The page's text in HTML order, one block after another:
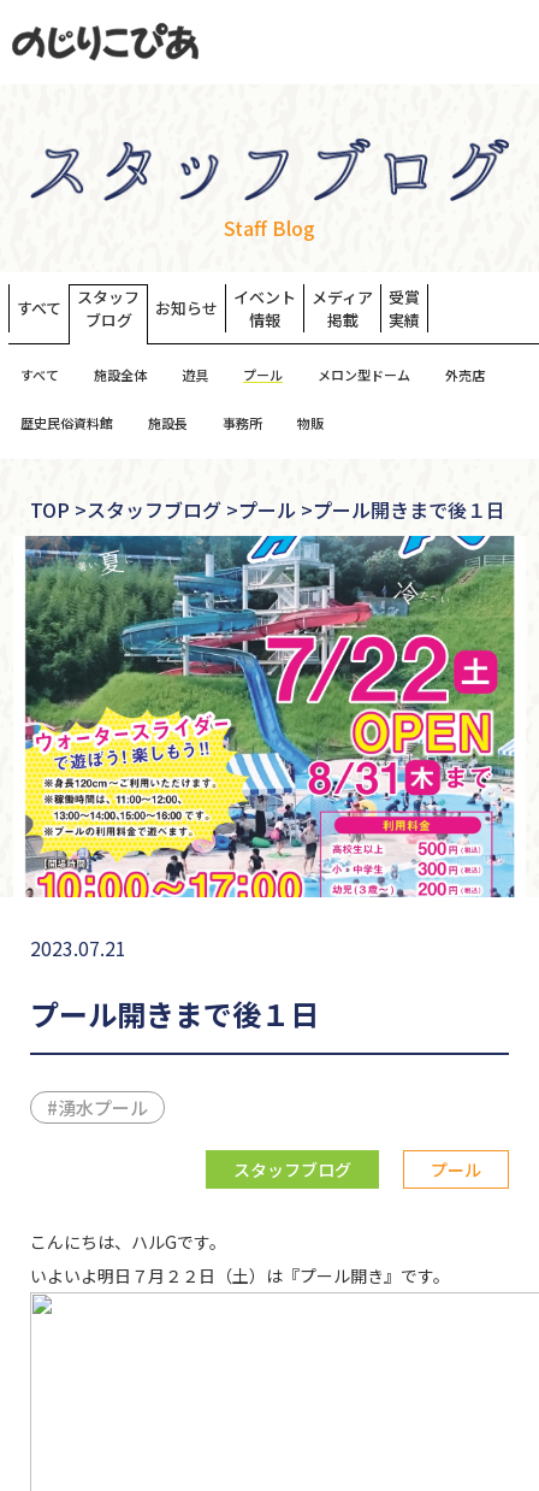
Staff Blog
すべて
スタッフ
ブログ
お知らせ
イベント
情報
メディア
掲載
受賞
実績
すべて 施設全体 遊具 プール メロン型ドーム 外売店
歴史民俗資料館 施設長 事務所 物販
TOP >スタッフブログ >プール >プール開きまで後１日
2023.07.21
プール開きまで後１日
#湧水プール
スタッフブログ プール
こんにちは、ハルGです。
いよいよ明日７月２２日（土）は『プール開き』です。